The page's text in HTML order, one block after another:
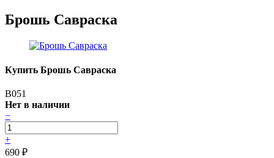
Брошь Савраска
Купить Брошь Савраска
B051
Нет в наличии
−
+
690 ₽